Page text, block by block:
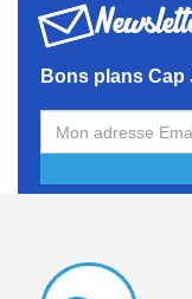
Bons plans Cap